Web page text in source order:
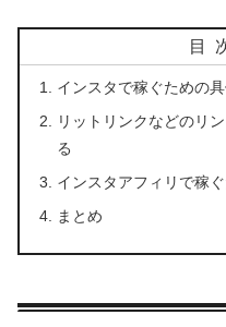
目
インスタで稼ぐための
リットリンクなどのリ
る
インスタアフィリで稼
まとめ